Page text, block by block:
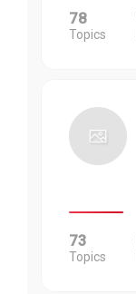
78
Topics
73
Topics